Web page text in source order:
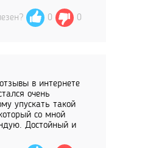
0 0
в интернете
очень
упускать такой
со мной
Достойный и